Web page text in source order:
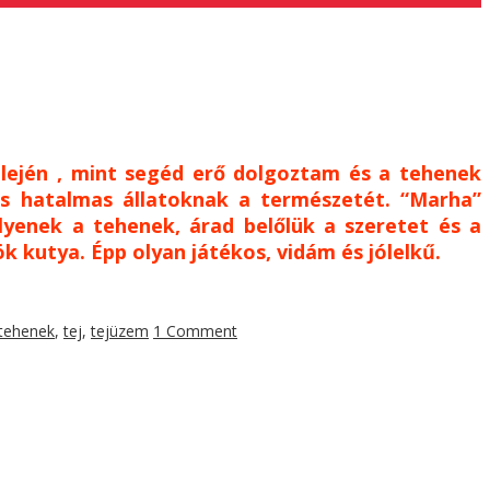
, mint segéd erő dolgoztam és a tehenek
hatalmas állatoknak a természetét. “Marha”
a tehenek, árad belőlük a szeretet és a
kutya. Épp olyan játékos, vidám és jólelkű.
,tej,tejüzem 1 Comment